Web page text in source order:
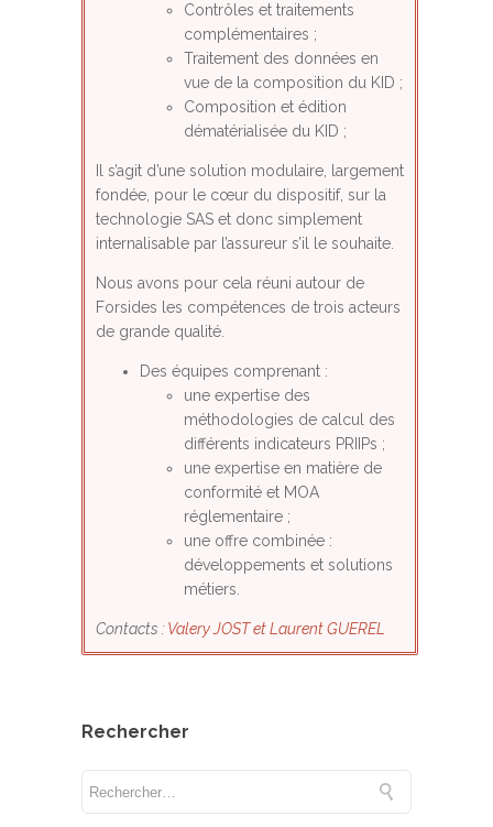
Contrôles et traitements
complémentaires ;
Traitement des données en
vue de la composition du KID ;
Composition et édition
dématérialisée du KID ;
Il s’agit d’une solution modulaire, largement
fondée, pour le cœur du dispositif, sur la
technologie SAS et donc simplement
internalisable par l’assureur s’il le souhaite.
Nous avons pour cela réuni autour de
Forsides les compétences de trois acteurs
de grande qualité.
Des équipes comprenant :
une expertise des
méthodologies de calcul des
différents indicateurs PRIIPs ;
une expertise en matière de
conformité et MOA
réglementaire ;
une offre combinée :
développements et solutions
métiers.
Contacts :Valery JOST et Laurent GUEREL
Rechercher